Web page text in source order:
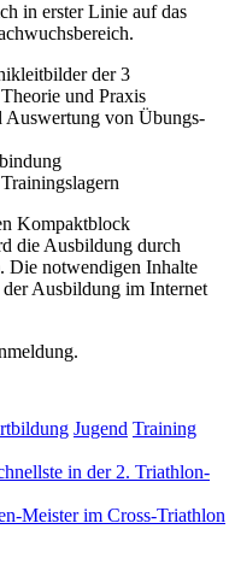
in erster Linie auf das
der 3
und Praxis
von Übungs-
Kompaktblock
die Ausbildung durch
Die notwendigen Inhalte
Ausbildung im Internet
Jugend Training
in der 2. Triathlon-
Meister im Cross-Triathlon